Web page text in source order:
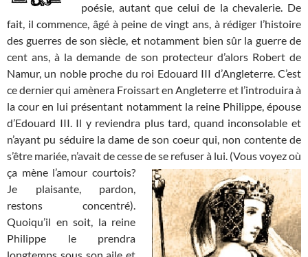
poésie, autant que celui de la chevalerie. De
fait, il commence, âgé à peine de vingt ans, à rédiger l’histoire
des guerres de son siècle, et notamment bien sûr la guerre de
cent ans, à la demande de son protecteur d’alors Robert de
Namur, un noble proche du roi Edouard III d’Angleterre. C’est
ce dernier qui amènera Froissart en Angleterre et l’introduira à
la cour en lui présentant notamment la reine Philippe, épouse
d’Edouard III. Il y reviendra plus tard, quand inconsolable et
n’ayant pu séduire la dame de son coeur qui, non contente de
s’être mariée, n’avait de cesse de se refuser à lui. (Vous voyez où
ça mène l’amour courtois?
Je plaisante, pardon,
restons concentré).
Quoiqu’il en soit, la reine
Philippe le prendra